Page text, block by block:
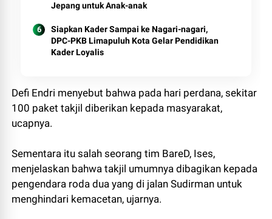
Jepang untuk Anak-anak
Siapkan Kader Sampai ke Nagari-nagari,
DPC-PKB Limapuluh Kota Gelar Pendidikan
Kader Loyalis
Defi Endri menyebut bahwa pada hari perdana, sekitar
100 paket takjil diberikan kepada masyarakat,
ucapnya.
Sementara itu salah seorang tim BareD, Ises,
menjelaskan bahwa takjil umumnya dibagikan kepada
pengendara roda dua yang di jalan Sudirman untuk
menghindari kemacetan, ujarnya.